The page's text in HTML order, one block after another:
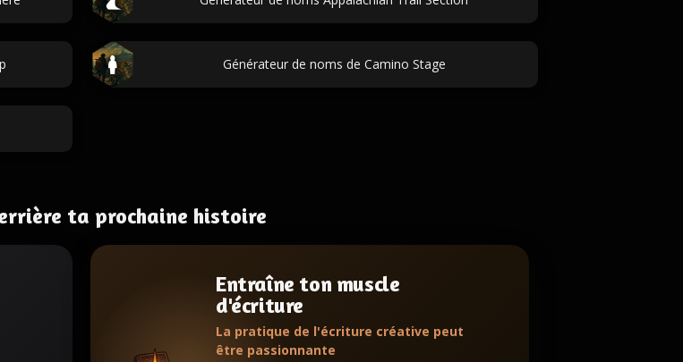
Générateur de noms de Camino Stage
ta prochaine histoire
Entraîne ton muscle
d'écriture
La pratique de l'écriture créative peut
être passionnante